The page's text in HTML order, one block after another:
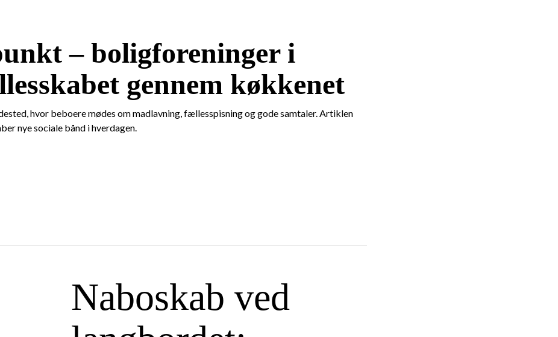
– boligforeninger i
gennem køkkenet
hvor beboere mødes om madlavning, fællesspisning og gode samtaler. Artiklen
nye sociale bånd i hverdagen.
Naboskab ved